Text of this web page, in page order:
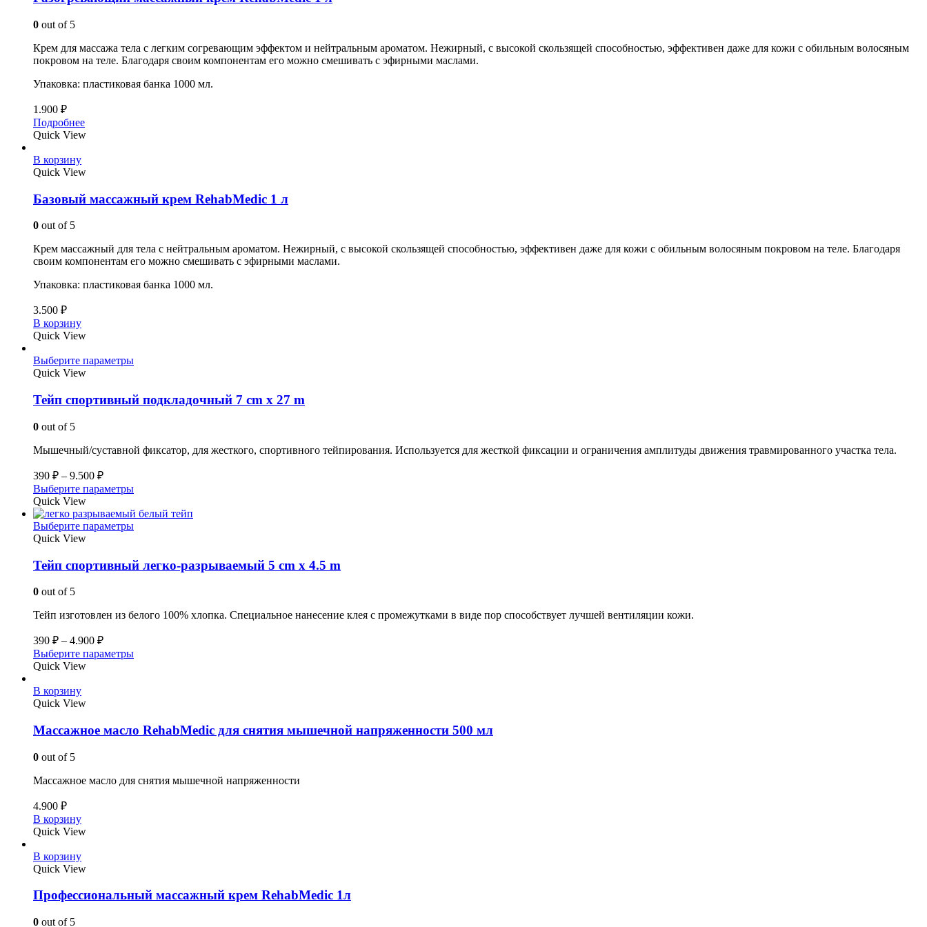
0 out of 5
Крем для массажа тела с легким согревающим эффектом и нейтральным ароматом. Нежирный, с высокой скользящей способностью, эффективен даже для кожи с обильным волосяным
покровом на теле. Благодаря своим компонентам его можно смешивать с эфирными маслами.
Упаковка: пластиковая банка 1000 мл.
1.900 ₽
Подробнее
Quick View
В корзину
Quick View
Базовый массажный крем RehabMedic 1 л
0 out of 5
Крем массажный для тела с нейтральным ароматом. Нежирный, с высокой скользящей способностью, эффективен даже для кожи с обильным волосяным покровом на теле. Благодаря
своим компонентам его можно смешивать с эфирными маслами.
Упаковка: пластиковая банка 1000 мл.
3.500 ₽
В корзину
Quick View
Выберите параметры
Quick View
Тейп спортивный подкладочный 7 cm x 27 m
0 out of 5
Мышечный/суставной фиксатор, для жесткого, спортивного тейпирования. Используется для жесткой фиксации и ограничения амплитуды движения травмированного участка тела.
390 ₽ – 9.500 ₽
Выберите параметры
Quick View
Выберите параметры
Quick View
Тейп спортивный легко-разрываемый 5 cm x 4.5 m
0 out of 5
Тейп изготовлен из белого 100% хлопка. Специальное нанесение клея с промежутками в виде пор способствует лучшей вентиляции кожи.
390 ₽ – 4.900 ₽
Выберите параметры
Quick View
В корзину
Quick View
Массажное масло RehabMedic для снятия мышечной напряженности 500 мл
0 out of 5
Массажное масло для снятия мышечной напряженности
4.900 ₽
В корзину
Quick View
В корзину
Quick View
Профессиональный массажный крем RehabMedic 1л
0 out of 5